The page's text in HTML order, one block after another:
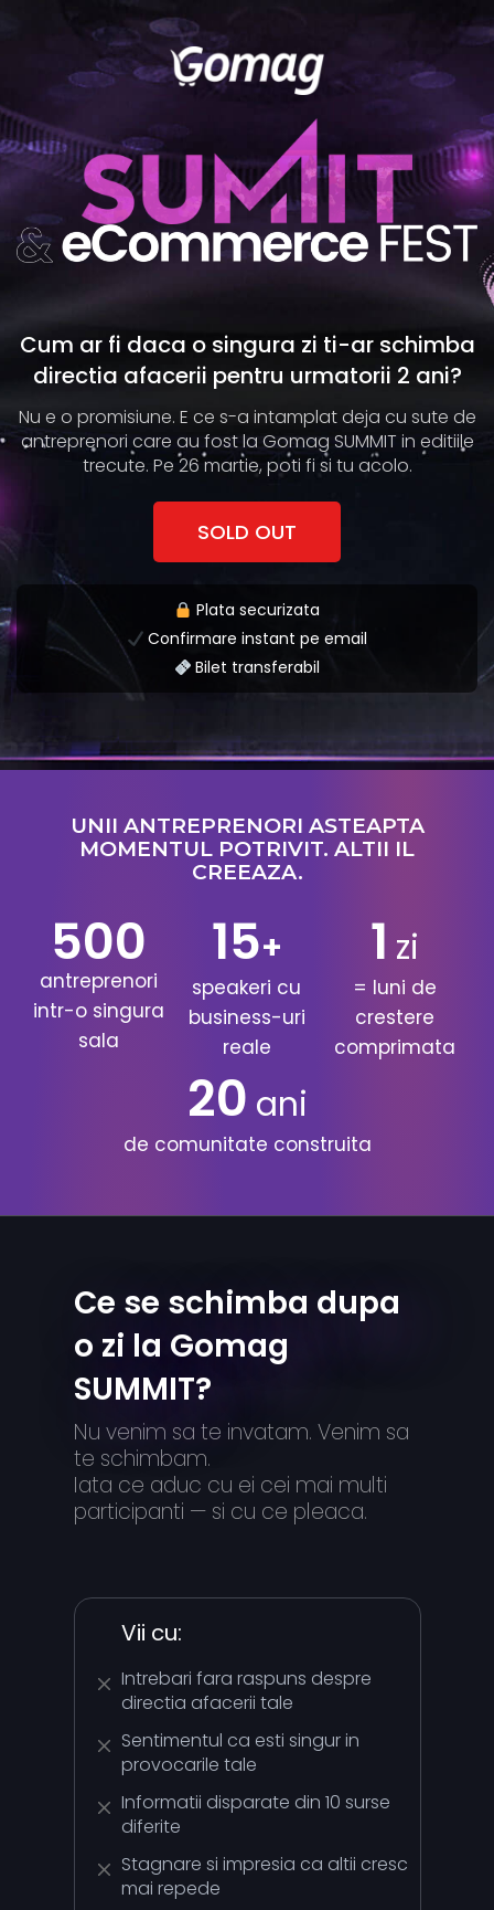
Cum ar fi daca o singura zi ti-ar schimba
directia afacerii pentru urmatorii 2 ani?
Nu e o promisiune. E ce s-a intamplat deja cu sute de
antreprenori care au fost la Gomag SUMMIT in editiile
trecute. Pe 26 martie, poti fi si tu acolo.
SOLD OUT
Plata securizata
Confirmare instant pe email
Bilet transferabil
UNII ANTREPRENORI ASTEAPTA
MOMENTUL POTRIVIT. ALTII IL
CREEAZA.
500
antreprenori
intr-o singura
sala
15+
speakeri cu
business-uri
reale
1 zi
= luni de
crestere
comprimata
20 ani
de comunitate construita
Ce se schimba dupa
o zi la Gomag
SUMMIT?
Nu venim sa te invatam. Venim sa
te schimbam.
Iata ce aduc cu ei cei mai multi
participanti — si cu ce pleaca.
Vii cu:
Intrebari fara raspuns despre
directia afacerii tale
Sentimentul ca esti singur in
provocarile tale
Informatii disparate din 10 surse
diferite
Stagnare si impresia ca altii cresc
mai repede